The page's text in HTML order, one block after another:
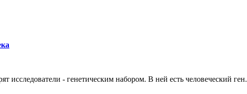
исследователи - генетическим набором. В ней есть человеческий ген.